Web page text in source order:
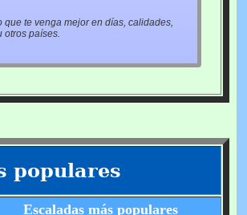
te venga mejor en días, calidades,
otros países.
populares
Escaladas más populares